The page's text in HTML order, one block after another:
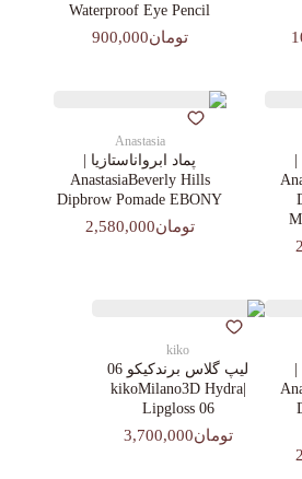
Waterproof Eye Pencil
تومان900,000
Anastasia
پماد ابرواناستازیا |
AnastasiaBeverly Hills
Dipbrow Pomade EBONY
تومان2,580,000
kiko
لیپ گلاس‌ برندکیکو 06
|kikoMilano3D Hydra
Lipgloss 06
تومان3,700,000